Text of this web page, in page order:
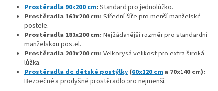
í
p
v
y
ý
p
Prostěradla 90x200 cm: Standard pro jednolůžko.
Prostěradla 160x200 cm: Střední šíře pro menší manželské
postele.
Prostěradla 180x200 cm: Nejžádanější rozměr pro standardní
manželskou postel.
Prostěradla 200x200 cm: Velkorysá velikost pro extra široká
lůžka.
Prostěradla do dětské postýlky (60x120 cm a 70x140 cm):
Bezpečné a prodyšné prostěradlo pro nejmenší.